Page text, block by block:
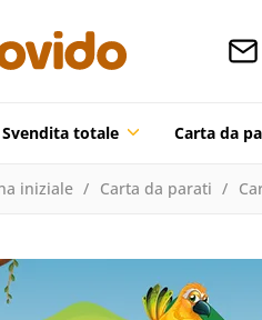
Svendita totale Carta da
iniziale Carta da parati